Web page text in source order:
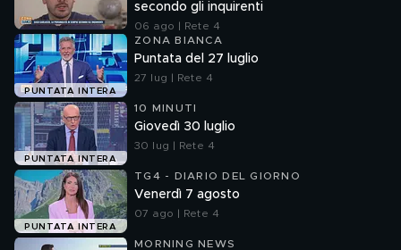
secondo gli inquirenti
06 ago | Rete 4
PUNTATA INTERA
ZONA BIANCA
Puntata del 27 luglio
27 lug | Rete 4
PUNTATA INTERA
10 MINUTI
Giovedì 30 luglio
30 lug | Rete 4
PUNTATA INTERA
TG4 - DIARIO DEL GIORNO
Venerdì 7 agosto
07 ago | Rete 4
MORNING NEWS